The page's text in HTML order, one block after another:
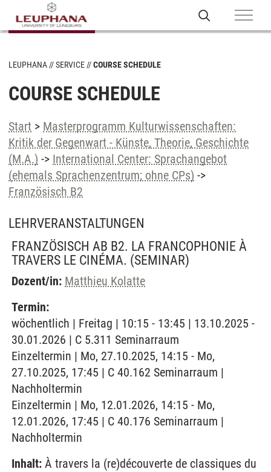
LEUPHANA SERVICE COURSE SCHEDULE
COURSE SCHEDULE
Start > Masterprogramm Kulturwissenschaften:
Kritik der Gegenwart - Künste, Theorie, Geschichte
(M.A.) -> International Center: Sprachangebot
(ehemals Sprachenzentrum; ohne CPs) ->
Französisch B2
LEHRVERANSTALTUNGEN
FRANZÖSISCH AB B2. LA FRANCOPHONIE À
TRAVERS LE CINÉMA. (SEMINAR)
Dozent/in: Matthieu Kolatte
Termin:
wöchentlich | Freitag | 10:15 - 13:45 | 13.10.2025 -
30.01.2026 | C 5.311 Seminarraum
Einzeltermin | Mo, 27.10.2025, 14:15 - Mo,
27.10.2025, 17:45 | C 40.162 Seminarraum |
Nachholtermin
Einzeltermin | Mo, 12.01.2026, 14:15 - Mo,
12.01.2026, 17:45 | C 40.176 Seminarraum |
Nachholtermin
Inhalt: À travers la (re)découverte de classiques du